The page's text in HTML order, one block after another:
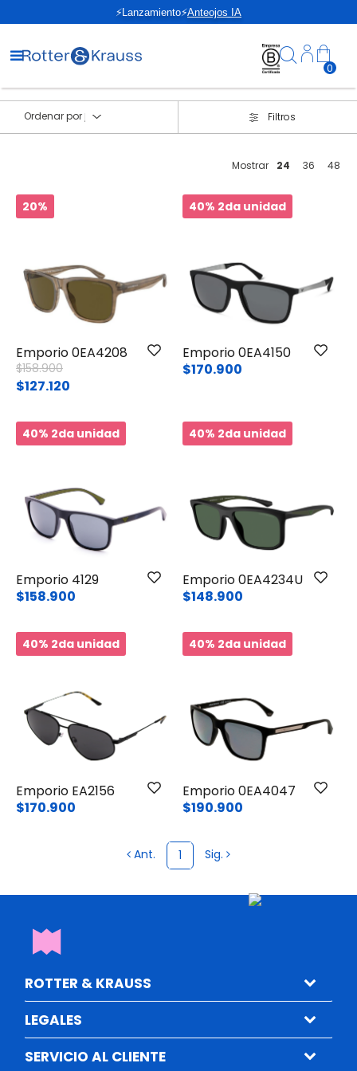
⚡Lanzamiento⚡Anteojos IA
0
Ordenar por Filtros
Mostrar 24 36 48
20%
Emporio 0EA4208
Price reduced from
$158.900to
$127.120
40% 2da unidad
Emporio 0EA4150
$170.900
40% 2da unidad
Emporio 4129
$158.900
40% 2da unidad
Emporio 0EA4234U
$148.900
40% 2da unidad
Emporio EA2156
$170.900
40% 2da unidad
Emporio 0EA4047
$190.900
Ant. 1 Sig.
ROTTER & KRAUSS
LEGALES
SERVICIO AL CLIENTE